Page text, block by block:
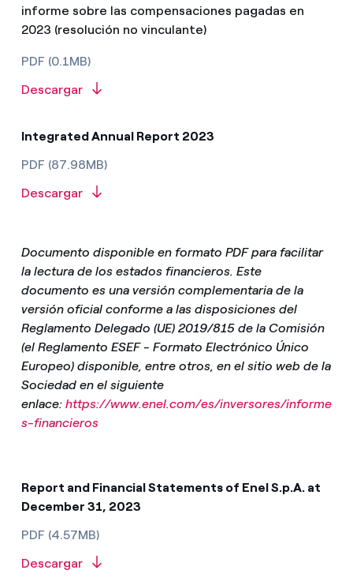
informe sobre las compensaciones pagadas en
2023 (resolución no vinculante)
PDF (0.1MB)
Descargar
Integrated Annual Report 2023
PDF (87.98MB)
Descargar
Documento disponible en formato PDF para facilitar
la lectura de los estados financieros. Este
documento es una versión complementaria de la
versión oficial conforme a las disposiciones del
Reglamento Delegado (UE) 2019/815 de la Comisión
(el Reglamento ESEF - Formato Electrónico Único
Europeo) disponible, entre otros, en el sitio web de la
Sociedad en el siguiente
enlace: https://www.enel.com/es/inversores/informe
s-financieros
Report and Financial Statements of Enel S.p.A. at
December 31, 2023
PDF (4.57MB)
Descargar